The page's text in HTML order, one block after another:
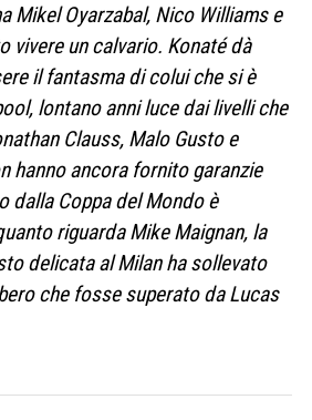
Mikel Oyarzabal, Nico Williams e
vivere un calvario. Konaté dà
il fantasma di colui che si è
lontano anni luce dai livelli che
Clauss, Malo Gusto e
hanno ancora fornito garanzie
dalla Coppa del Mondo è
riguarda Mike Maignan, la
delicata al Milan ha sollevato
che fosse superato da Lucas